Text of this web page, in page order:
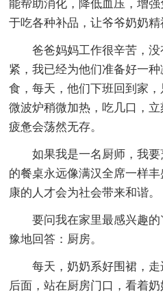
能帮助消化，降低血压，增
于吃各种补品，让爷爷奶奶精
爸爸妈妈工作很辛苦，没
紧，我已经为他们准备好一
食，每天，他们下班回到家
微波炉稍微加热，吃几口，
疲惫会荡然无存。
如果我是一名厨师，我要
的餐桌永远像满汉全席一样
康的人才会为社会带来和谐。
要问我在家里最感兴趣的`
豫地回答：厨房。
每天，奶奶系好围裙，走
后面，站在厨房门口，看着